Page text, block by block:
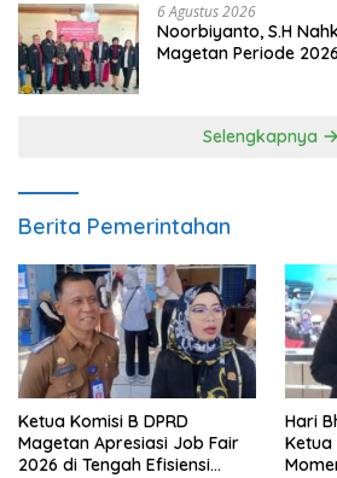
6 Agustus 2026
Noorbiyanto, S.H
Magetan Periode
Selengkapnya
Berita Pemerintahan
Ketua Komisi B DPRD
Magetan Apresiasi Job Fair
2026 di Tengah Efisiensi
Hari
Ketua